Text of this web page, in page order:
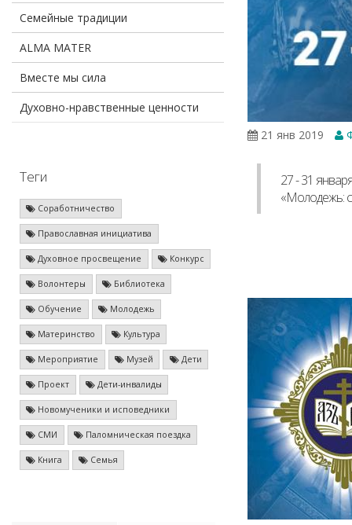
Семейные традиции
ALMA MATER
Вместе мы сила
Духовно-нравственные ценности
Теги
Соработничество
Православная инициатива
Духовное просвещение Конкурс
Волонтеры Библиотека
Обучение Молодежь
Материнство Культура
Мероприятие Музей Дети
Проект Дети-инвалиды
Новомученики и исповедники
СМИ Паломническая поездка
Книга Семья
21 янв 2019
27 - 31
«Молодежь: